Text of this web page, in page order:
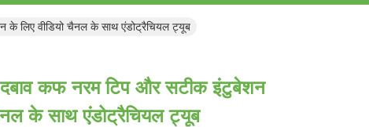
लिए वीडियो चैनल के साथ एंडोट्रैचियल ट्यूब
कफ नरम टिप और सटीक इंटुबेशन
के साथ एंडोट्रैचियल ट्यूब